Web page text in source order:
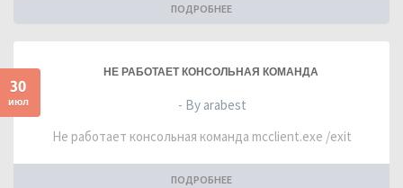
ПОДРОБНЕЕ
30
июл
НЕ РАБОТАЕТ КОНСОЛЬНАЯ КОМАНДА
- By arabest
Не работает консольная команда mcclient.exe /exit
ПОДРОБНЕЕ